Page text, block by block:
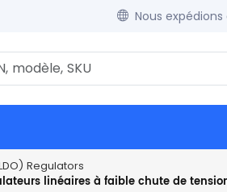
Nous
Regulators
linéaires à faible chute de